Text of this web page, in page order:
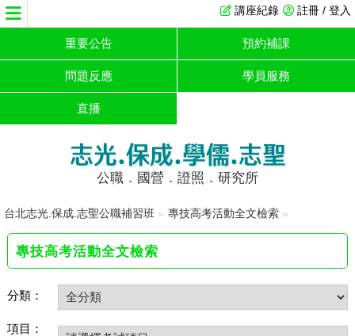
註冊 / 登入
講座紀錄
重要公告 預約補課
問題反應 學員服務
直播
志光.保成.學儒.志聖
公職．國營．證照．研究所
台北志光.保成.志聖公職補習班 » 專技高考活動全文檢索 »
專技高考活動全文檢索
分類：
項目：